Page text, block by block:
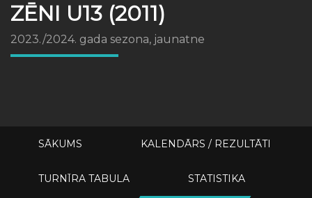
ZĒNI U13 (2011)
2023./2024. gada sezona, jaunatne
SĀKUMS KALENDĀRS / REZULTĀTI
TURNĪRA TABULA STATISTIKA